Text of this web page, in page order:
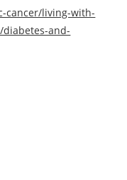
cancer/living-with-
and-